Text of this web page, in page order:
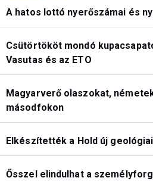
A hatos lottó nyerőszámai és
Csütörtököt mondó
Vasutas és az ETO
Magyarverő olaszokat,
másodfokon
Elkészítették a Hold új
Ősszel elindulhat a